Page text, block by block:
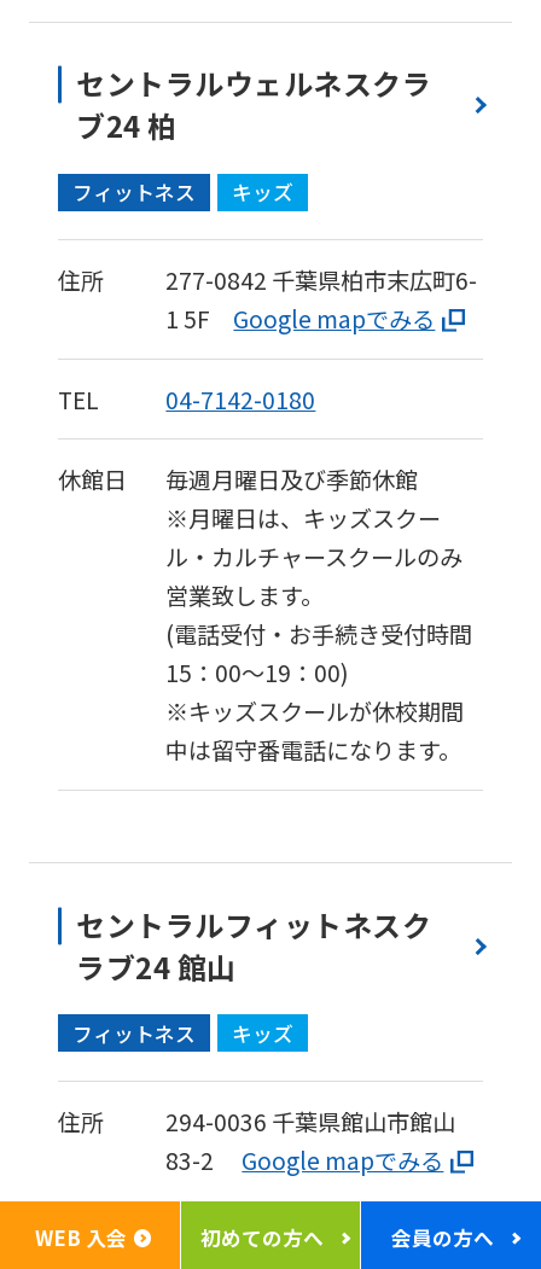
セントラルウェルネスクラ
ブ24 柏
フィットネス キッズ
住所 277-0842 千葉県柏市末広町6-
1 5F Google mapでみる
TEL 04-7142-0180
休館日
毎週月曜日及び季節休館
※月曜日は、キッズスクー
ル・カルチャースクールのみ
営業致します。
(電話受付・お手続き受付時間
15：00〜19：00)
※キッズスクールが休校期間
中は留守番電話になります。
セントラルフィットネスク
ラブ24 館山
フィットネス キッズ
住所 294-0036 千葉県館山市館山
83-2
Google mapでみる
TEL 0470-22-6655
WEB 入会 初めての方へ 会員の方へ